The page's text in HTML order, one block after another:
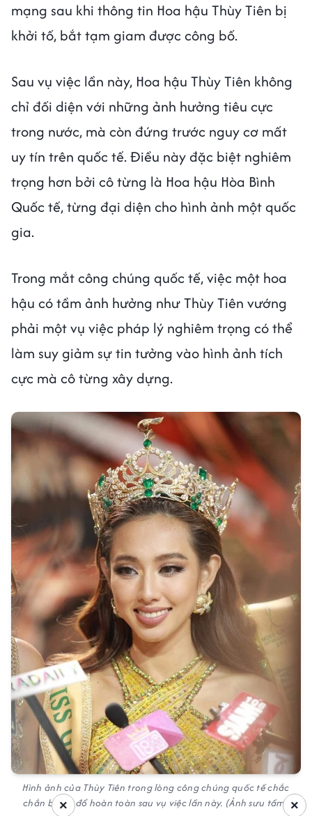
mạng sau khi thông tin Hoa hậu Thùy Tiên bị
khởi tố, bắt tạm giam được công bố.
Sau vụ việc lần này, Hoa hậu Thùy Tiên không
chỉ đối diện với những ảnh hưởng tiêu cực
trong nước, mà còn đứng trước nguy cơ mất
uy tín trên quốc tế. Điều này đặc biệt nghiêm
trọng hơn bởi cô từng là Hoa hậu Hòa Bình
Quốc tế, từng đại diện cho hình ảnh một quốc
gia.
Trong mắt công chúng quốc tế, việc một hoa
hậu có tầm ảnh hưởng như Thùy Tiên vướng
phải một vụ việc pháp lý nghiêm trọng có thể
làm suy giảm sự tin tưởng vào hình ảnh tích
cực mà cô từng xây dựng.
Hình ảnh của Thùy Tiên trong lòng công chúng quốc tế chắc
chắn bị sập đổ hoàn toàn sau vụ việc lần này. (Ảnh sưu tầm) ×
×